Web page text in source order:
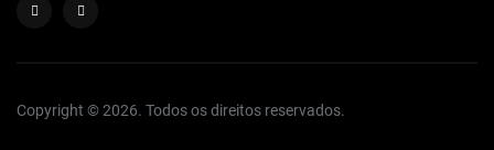
Copyright © 2026. Todos os direitos reservados.